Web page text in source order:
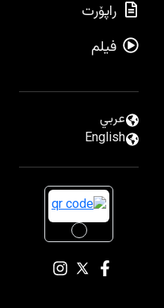
راپۆرت
فیلم
عربي
English